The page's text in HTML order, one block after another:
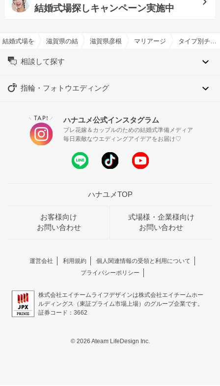
結婚式場探しキャンペーン実施中
結婚式場を探すならハナユメ
滋賀県の結婚式場一覧滋賀県彦根市の結婚式場一覧マリアージュ彦根で結婚式
相談して探す
指輪・フォトウエディング
＼ TAP! ／ ハナユメ公式インスタグラム
プレ花嫁＆カップルのための結婚式準備メディア
毎日素敵なウエディングアイデアをお届け♡
ハナユメTOP
お客様向け
お問い合わせ
式場様・企業様向け
お問い合わせ
運営会社 利用規約
個人関連情報の受領と利用について
プライバシーポリシー
株式会社エイチームライフデザインは株式会社エイチームホー
ルディングス（東証プライム市場上場）のグループ企業です。
証券コード：3662
© 2026 Ateam LifeDesign Inc.